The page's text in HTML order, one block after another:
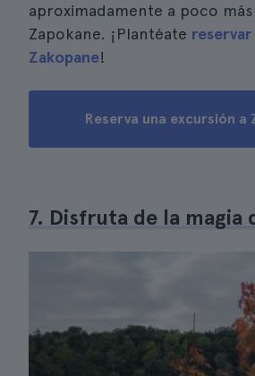
aproximadamente a poco
Zapokane. ¡Plantéate reservar
Zakopane!
Reserva una excursión a
7. Disfruta de la magia